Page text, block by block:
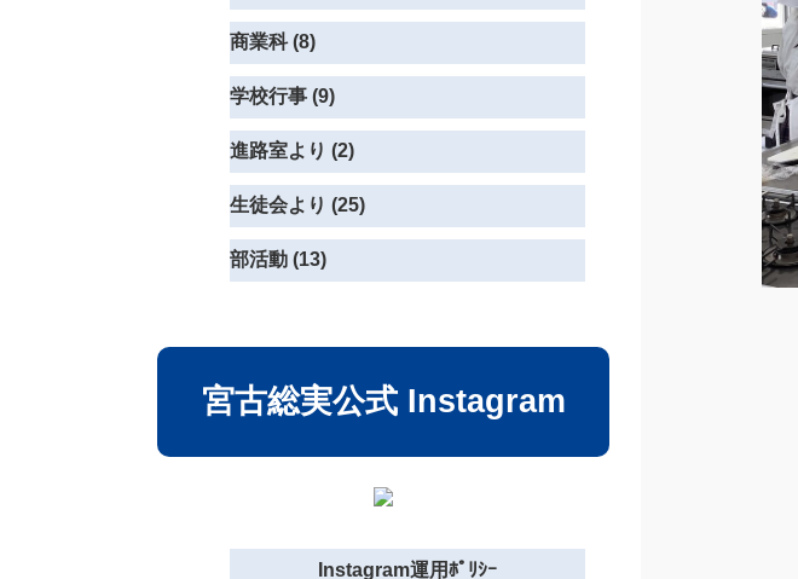
商業科 (8)
学校行事 (9)
進路室より (2)
生徒会より (25)
部活動 (13)
宮古総実公式 Instagram
Instagram運用ﾎﾟﾘｼｰ